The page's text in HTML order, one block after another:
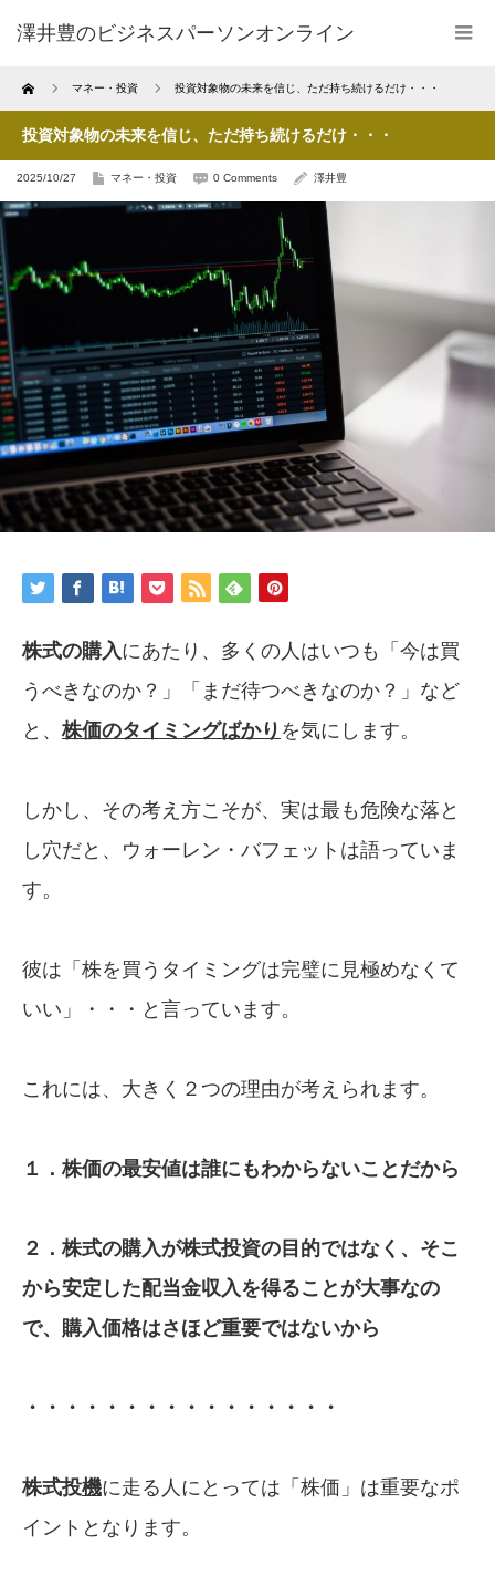
澤井豊のビジネスパーソンオンライン
Home マネー・投資 投資対象物の未来を信じ、ただ持ち続けるだけ・・・
投資対象物の未来を信じ、ただ持ち続けるだけ・・・
2025/10/27 マネー・投資 0 Comments 澤井豊
株式の購入にあたり、多くの人はいつも「今は買
うべきなのか？」「まだ待つべきなのか？」など
と、株価のタイミングばかり を気にします。
しかし、その考え方こそが、実は最も危険な落と
し穴だと、ウォーレン・バフェットは語っていま
す。
彼は「株を買うタイミングは完璧に見極めなくて
いい」・・・と言っています。
これには、大きく２つの理由が考えられます。
１．株価の最安値は誰にもわからないことだから
２．株式の購入が株式投資の目的ではなく、 そこ
から安定した配当金収入を得ることが大事なの
で、購入価格はさほど重要ではないから
・・・・・・・・・・・・・・・・
株式投機に走る人にとっては「株価」は重要なポ
イントとなります。